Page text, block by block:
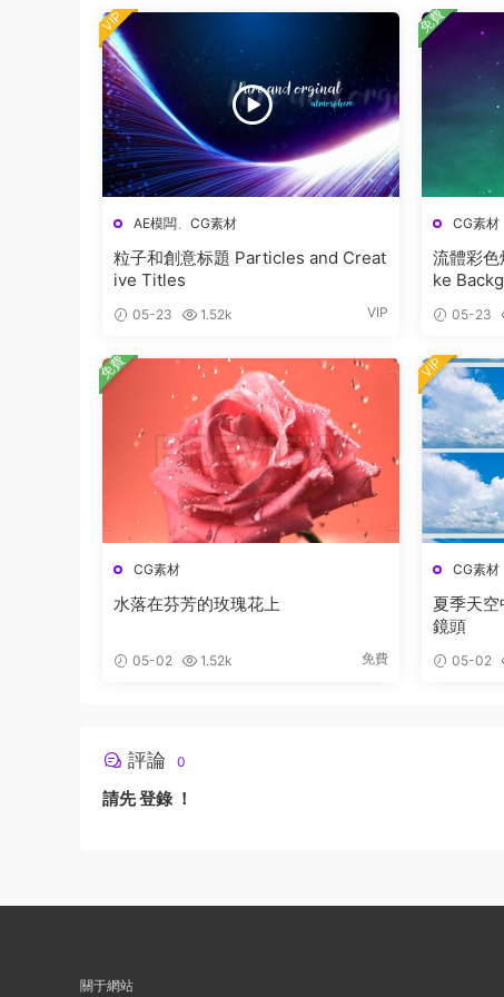
AE模闆 CG素材
粒子和創意标題 Particles and Creat
ive Titles
05-23 1.52k VIP
VIP
CG素材
流體彩
ke
05-23
免費
CG素材
水落在芬芳的玫瑰花上
05-02 1.52k 免費
免費
CG素材
夏季天
鏡頭
05-02
VIP
評論 0
請先登錄！
關于網站